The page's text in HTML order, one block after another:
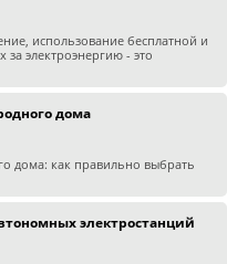
использование бесплатной и
за электроэнергию - это
дома
дома: как правильно выбрать
электростанций